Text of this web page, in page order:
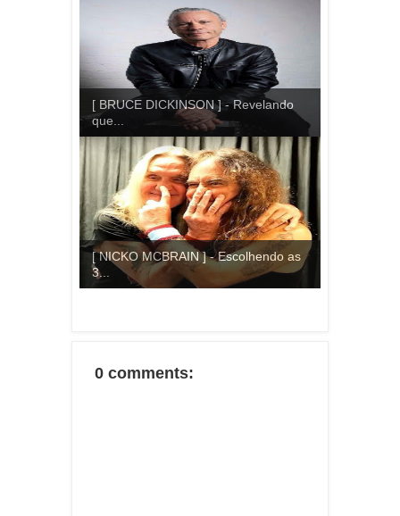
[ BRUCE DICKINSON ] - Revelando
que...
[ NICKO MCBRAIN ] - Escolhendo as
3...
0 comments: